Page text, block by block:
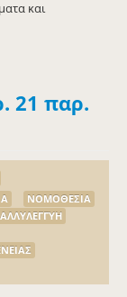
και
21 παρ.
ΝΟΜΟΘΕΣΙΑ